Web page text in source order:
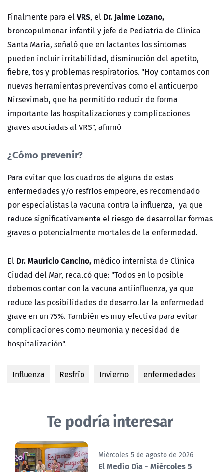
Finalmente para elVRS, el Dr. Jaime Lozano,
broncopulmonar infantil y jefe de Pediatría de Clínica
Santa María, señaló que en lactantes los síntomas
pueden incluir irritabilidad, disminución del apetito,
fiebre, tos y problemas respiratorios. "Hoy contamos con
nuevas herramientas preventivas como el anticuerpo
Nirsevimab, que ha permitido reducir de forma
importante las hospitalizaciones y complicaciones
graves asociadas al VRS", afirmó
¿Cómo prevenir?
Para evitar que los cuadros de alguna de estas
enfermedades y/o resfríos empeore, es recomendado
por especialistas la vacuna contra la influenza, ya que
reduce significativamente el riesgo de desarrollar formas
graves o potencialmente mortales de la enfermedad.
El Dr. Mauricio Cancino, médico internista de Clínica
Ciudad del Mar, recalcó que: "Todos en lo posible
debemos contar con la vacuna antiinfluenza, ya que
reduce las posibilidades de desarrollar la enfermedad
grave en un 75%. También es muy efectiva para evitar
complicaciones como neumonía y necesidad de
hospitalización".
Influenza Resfrío Invierno enfermedades
Te podría interesar
Miércoles 5 de agosto de 2026
El Medio Día - Miércoles 5